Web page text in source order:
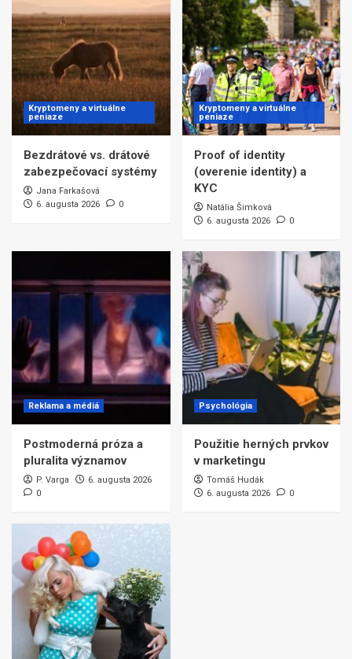
Kryptomeny a virtuálne
peniaze
Bezdrátové vs. drátové
zabezpečovací systémy
Jana Farkašová
6. augusta 2026
0
Kryptomeny a virtuálne
peniaze
Proof of identity
(overenie identity) a
KYC
Natália Šimková
6. augusta 2026
0
Reklama a médiá
Postmoderná próza a
pluralita významov
P. Varga
6. augusta 2026
0
Psychológia
Použitie herných prvkov
v marketingu
Tomáš Hudák
6. augusta 2026
0